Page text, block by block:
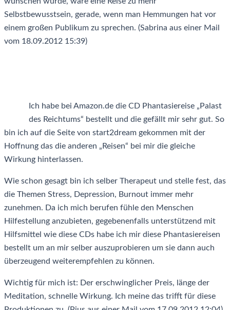
Selbstbewusstsein, gerade, wenn man Hemmungen hat vor
einem großen Publikum zu sprechen. (Sabrina aus einer Mail
vom 18.09.2012 15:39)
Ich habe bei Amazon.de die CD Phantasiereise „Palast
des Reichtums“ bestellt und die gefällt mir sehr gut. So
bin ich auf die Seite von start2dream gekommen mit der
Hoffnung das die anderen „Reisen“ bei mir die gleiche
Wirkung hinterlassen.
Wie schon gesagt bin ich selber Therapeut und stelle fest, das
die Themen Stress, Depression, Burnout immer mehr
zunehmen. Da ich mich berufen fühle den Menschen
Hilfestellung anzubieten, gegebenenfalls unterstützend mit
Hilfsmittel wie diese CDs habe ich mir diese Phantasiereisen
bestellt um an mir selber auszuprobieren um sie dann auch
überzeugend weiterempfehlen zu können.
Wichtig für mich ist: Der erschwinglicher Preis, länge der
Meditation, schnelle Wirkung. Ich meine das trifft für diese